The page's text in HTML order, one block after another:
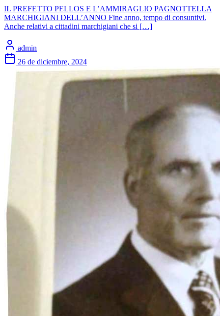
IL PREFETTO PELLOS E L’AMMIRAGLIO PAGNOTTELLA
MARCHIGIANI DELL’ANNO Fine anno, tempo di consuntivi.
Anche relativi a cittadini marchigiani che si […]
admin
26 de diciembre, 2024